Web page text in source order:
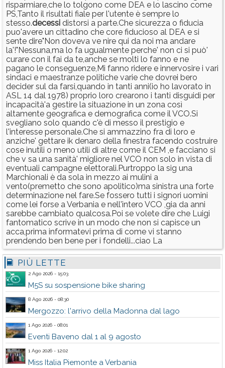
risparmiare,che lo tolgono come DEA e lo lascino come
PS,Tanto il risultati fiale per l'utente è sempre lo
stesso.decessi distorsi a parte.Che sicurezza o fiducia
puo'avere un cittadino che core fiducioso al DEA e si
sente dire"Non doveva ve nire qui da noi ma andare
la'!"Nessuna,ma lo fa ugualmente perche' non ci si può'
curare con il fai da te,anche se molti lo fanno e ne
pagano le conseguenze,Mi fanno ridere e innervosire i vari
sindaci e maestranze politiche varie che dovrei bero
decider sul da farsi,quando in tanti anni(io ho lavorato in
ASL 14 dal 1978) proprio loro crearono i tanti disguidi per
incapacità'a gestire la situazione in un zona così
altamente geografica e demografica come il VCO.Si
svegliano solo quando c'è di messo il prestigio e
l'interesse personale.Che si ammazzino fra di loro e
anziche' gettare ik denaro della finestra facendo costruire
cose inutili o meno utili di altre come il CEM ,e facciano si
che v sa una sanità' migliore nel VCO non solo in vista di
eventuali campagne elettorali.Purtroppo la sig una
Marchionali è da sola in mezzo ai mulini a
vento(premetto che sono apolitico)ma sinistra una forte
determinazione nel fare.Se fossero tutti i signori uomini
come lei forse a Verbania e nell'intero VCO ,gia da anni
sarebbe cambiato qualcosa.Poi se volete dire che Luigi
fantomatico scrive in un modo che non si capisce un
acca,prima informatevi prima di come vi stanno
prendendo ben bene per i fondelli...ciao La
PIÙ LETTE
2 Ago 2026 - 15:03
M5S su sospensione bike sharing
8 Ago 2026 - 08:30
Mergozzo: l'arrivo della Madonna dal lago
1 Ago 2026 - 08:01
Eventi Baveno dal 1 al 9 agosto
1 Ago 2026 - 12:02
Miss Italia Piemonte a Verbania